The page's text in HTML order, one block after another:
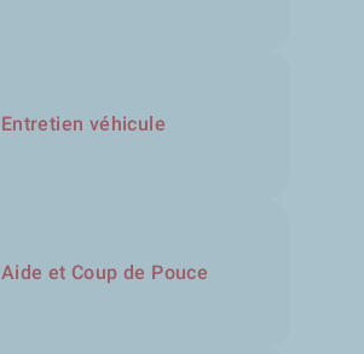
Entretien véhicule
Aide et Coup de Pouce